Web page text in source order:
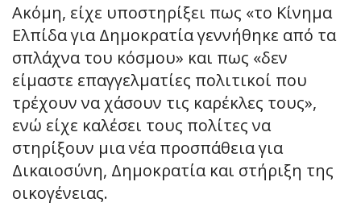
Ακόμη, είχε υποστηρίξει πως «το Κίνημα
Ελπίδα για Δημοκρατία γεννήθηκε από τα
σπλάχνα του κόσμου» και πως «δεν
είμαστε επαγγελματίες πολιτικοί που
τρέχουν να χάσουν τις καρέκλες τους»,
ενώ είχε καλέσει τους πολίτες να
στηρίξουν μια νέα προσπάθεια για
Δικαιοσύνη, Δημοκρατία και στήριξη της
οικογένειας.